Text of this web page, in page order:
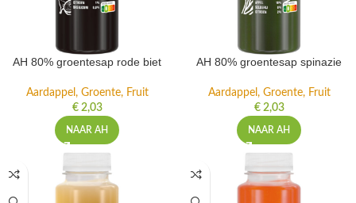
AH 80% groentesap rode biet
Aardappel, Groente, Fruit
€2,03
NAAR AH
AH 80% groentesap spinazie
Aardappel, Groente, Fruit
€2,03
NAAR AH